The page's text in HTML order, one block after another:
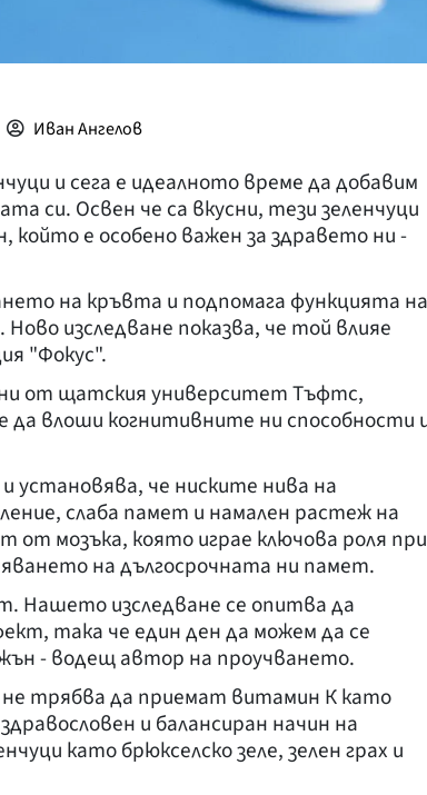
Иван Ангелов
и сега е идеалното време да добавим
си. Освен че са вкусни, тези зеленчуци
който е особено важен за здравето ни -
на кръвта и подпомага функцията на
изследване показва, че той влияе
"Фокус".
от щатския университет Тъфтс,
влоши когнитивните ни способности
установява, че ниските нива на
слаба памет и намален растеж на
от мозъка, която играе ключова роля при
на дългосрочната ни памет.
Нашето изследване се опитва да
така че един ден да можем да се
- водещ автор на проучването.
трябва да приемат витамин К като
и балансиран начин на
като брюкселско зеле, зелен грах и